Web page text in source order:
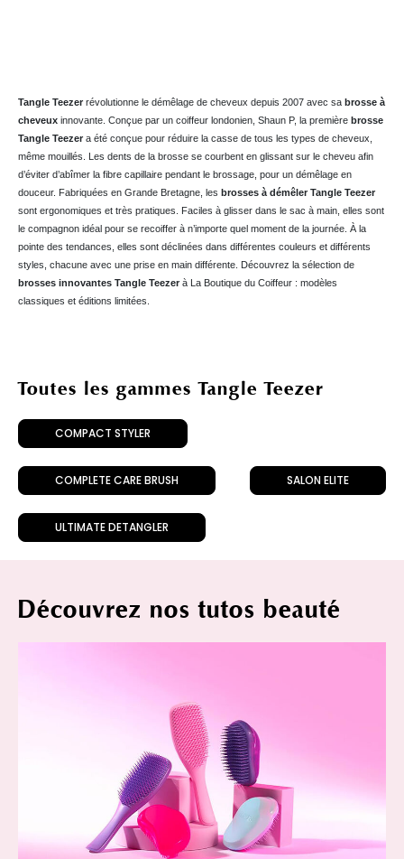
Tangle Teezer révolutionne le démêlage de cheveux depuis 2007 avec sa brosse à
cheveux innovante. Conçue par un coiffeur londonien, Shaun P, la première brosse
Tangle Teezer a été conçue pour réduire la casse de tous les types de cheveux,
même mouillés. Les dents de la brosse se courbent en glissant sur le cheveu afin
d’éviter d’abîmer la fibre capillaire pendant le brossage, pour un démêlage en
douceur. Fabriquées en Grande Bretagne, les brosses à démêler Tangle Teezer
sont ergonomiques et très pratiques. Faciles à glisser dans le sac à main, elles sont
le compagnon idéal pour se recoiffer à n’importe quel moment de la journée. À la
pointe des tendances, elles sont déclinées dans différentes couleurs et différents
styles, chacune avec une prise en main différente. Découvrez la sélection de
brosses innovantes Tangle Teezer à La Boutique du Coiffeur : modèles
classiques et éditions limitées.
Toutes les gammes Tangle Teezer
COMPACT STYLER
COMPLETE CARE BRUSH SALON ELITE
ULTIMATE DETANGLER
Découvrez nos tutos beauté